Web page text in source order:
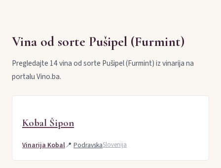
Vina od sorte Pušipel (Furmint)
Pregledajte 14 vina od sorte Pušipel (Furmint) iz vinarija na
portalu Vino.ba.
Kobal Šipon
Vinarija Kobal📍 PodravskaSlovenija